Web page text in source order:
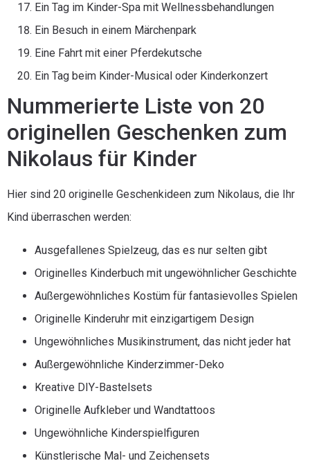
Ein Tag im Kinder-Spa mit Wellnessbehandlungen
Ein Besuch in einem Märchenpark
Eine Fahrt mit einer Pferdekutsche
Ein Tag beim Kinder-Musical oder Kinderkonzert
Nummerierte Liste von 20
originellen Geschenken zum
Nikolaus für Kinder
Hier sind 20 originelle Geschenkideen zum Nikolaus, die Ihr
Kind überraschen werden:
Ausgefallenes Spielzeug, das es nur selten gibt
Originelles Kinderbuch mit ungewöhnlicher Geschichte
Außergewöhnliches Kostüm für fantasievolles Spielen
Originelle Kinderuhr mit einzigartigem Design
Ungewöhnliches Musikinstrument, das nicht jeder hat
Außergewöhnliche Kinderzimmer-Deko
Kreative DIY-Bastelsets
Originelle Aufkleber und Wandtattoos
Ungewöhnliche Kinderspielfiguren
Künstlerische Mal- und Zeichensets